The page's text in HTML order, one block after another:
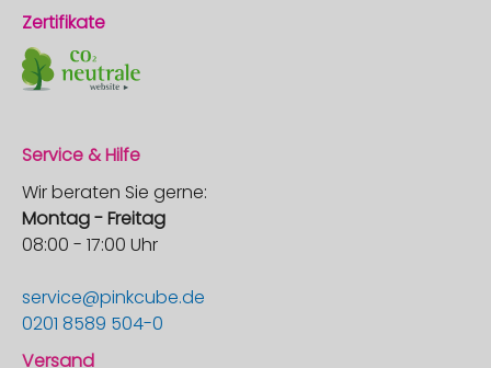
Zertifikate
Service & Hilfe
Wir beraten Sie gerne:
Montag - Freitag
08:00 - 17:00 Uhr
service@pinkcube.de
0201 8589 504-0
Versand